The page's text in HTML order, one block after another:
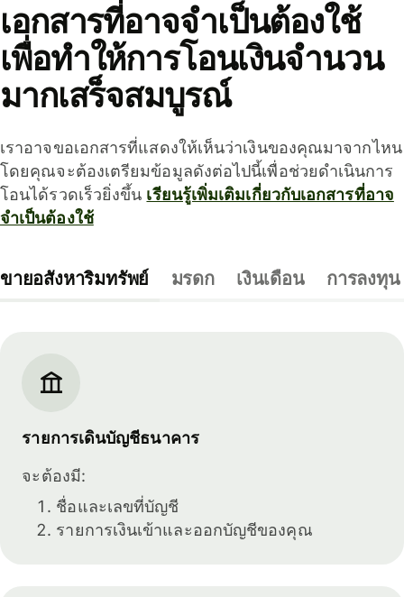
เอกสารที่อาจจำเป็นต้องใช้
เพื่อทำให้การโอนเงินจำนวน
มากเสร็จสมบูรณ์
เราอาจขอเอกสารที่แสดงให้เห็นว่าเงินของคุณมาจากไหน
โดยคุณจะต้องเตรียมข้อมูลดังต่อไปนี้เพื่อช่วยดำเนินการ
โอนได้รวดเร็วยิ่งขึ้น เรียนรู้เพิ่มเติมเกี่ยวกับเอกสารที่อาจ
จำเป็นต้องใช้
ขายอสังหาริมทรัพย์ มรดก เงินเดือน การลงทุน
รายการเดินบัญชีธนาคาร
จะต้องมี:
ชื่อและเลขที่บัญชี
รายการเงินเข้าและออกบัญชีของคุณ